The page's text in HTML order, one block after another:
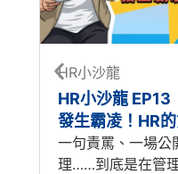
HR小沙龍
HR小沙龍 EP13
發生霸凌！HR
一句責罵、一場公
理……到底是在管